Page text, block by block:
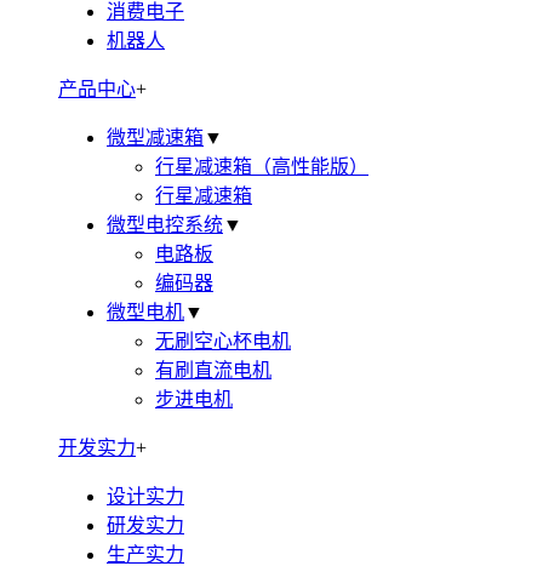
消费电子
机器人
产品中心+
微型减速箱▼
行星减速箱（高性能版）
行星减速箱
微型电控系统▼
电路板
编码器
微型电机▼
无刷空心杯电机
有刷直流电机
步进电机
开发实力+
设计实力
研发实力
生产实力